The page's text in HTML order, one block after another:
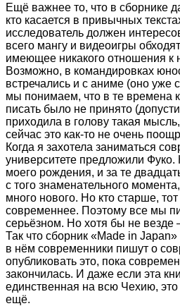
Ещё важнее то, что в сборнике
кто касается в привычных
исследователь должен
всего мангу и видеоигры
имеющее никакого отношения к
Возможно, в командировках
встречались и с аниме (оно уже
мы понимаем, что в те времена
писать было не принято
приходила в голову такая
сейчас это как-то не очень
Когда я захотела заниматься
университете предложили
моего рождения, и за те
с того знаменательного
много нового. Но кто старше,
современнее. Поэтому все мы
серьёзном. Но хотя бы не
Так что сборник «Made in
в нём современники пишут о
опубликовать это, пока
закончилась. И даже если эта
единственная на всю Чехию,
ещё.